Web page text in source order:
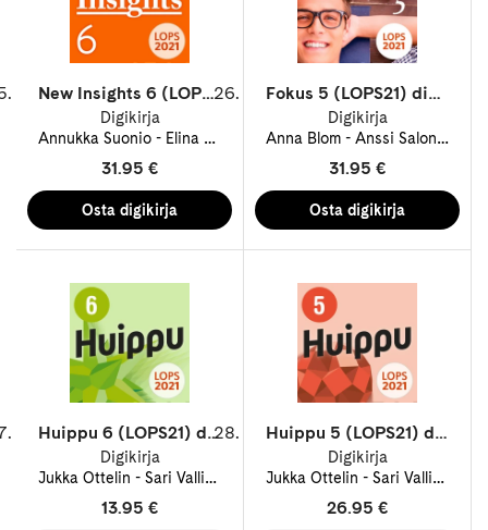
New Insights 6 (LOPS21) digikirja 12 kk ONL
Digikirja
Annukka Suonio Elina Karapalo Mark Kilmer Paula Keltto
31.95 €
Fokus 5 (LOPS21) digikirja 12 kk ONL
Digikirja
Anna Blom Anssi Salonen
31.95 €
Huippu 6 (LOPS21) digikirja 12 kk ONL
Digikirja
Jukka Ottelin Sari Vallineva Teemu Santavuori Tommi
13.95 €
Huippu 5 (LOPS21) digikirja 12 kk ONL
Digikirja
Jukka Ottelin Sari Vallineva
26.95 €